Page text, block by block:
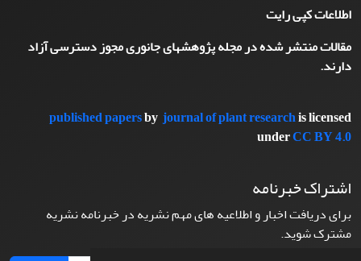
اطلاعات کپی رایت
مقالات منتشر شده در مجله پژوهشهای جانوری مجوز دسترسی آزاد
دارند.
published papersbyjournal of plant researchis licensed
underCC BY 4.0
اشتراک خبرنامه
برای دریافت اخبار و اطلاعیه های مهم نشریه در خبرنامه نشریه
مشترک شوید.